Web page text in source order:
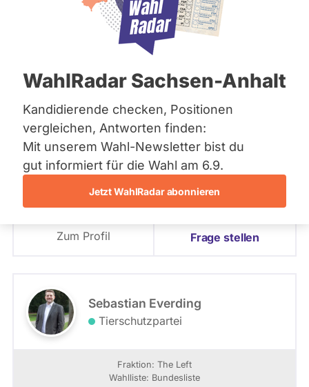
Bremen
Hamburg
Mecklenburg-Vorpommern
Nordrhein-Westfalen
Saarland
Sachsen
Sachsen-Anhalt
Sachsen-Anhalt
Schleswig-Holstein
Thüringen
Archiv
Über uns
WahlRadar Sachsen-Anhalt
Kandidierende checken, Positionen
vergleichen, Antworten finden:
Mit unserem Wahl-Newsletter bist du
gut informiert für die Wahl am 6.9.
Jetzt WahlRadar abonnieren
The Left
Wahlkreis
- Alle -
Wahlliste
- Alle -
The Left
Özlem Demirel
Die Linke
Fraktion: The Left
Wahlliste: Bundesliste
Zum Profil Frage stellen
Sebastian Everding
Tierschutzpartei
Fraktion: The Left
Wahlliste: Bundesliste